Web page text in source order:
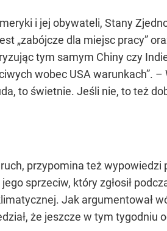
i jej obywateli, Stany
„zabójcze dla miejsc pracy”
tym samym Chiny czy
wobec USA warunkach”.
to świetnie. Jeśli nie, to też
przypomina też wypowiedzi
sprzeciw, który zgłosił
Jak argumentował
że jeszcze w tym tygodniu